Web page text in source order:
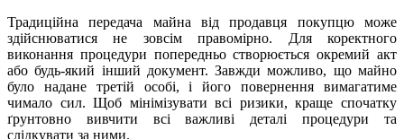
Традиційна передача майна від продавця покупцю може
здійснюватися не зовсім правомірно. Для коректного
виконання процедури попередньо створюється окремий акт
або будь-який інший документ. Завжди можливо, що майно
було надане третій особі, і його повернення вимагатиме
чимало сил. Щоб мінімізувати всі ризики, краще спочатку
ґрунтовно вивчити всі важливі деталі процедури та
слідкувати за ними.